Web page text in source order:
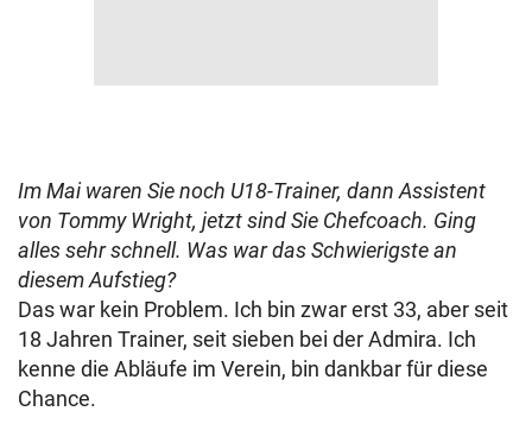
Im Mai waren Sie noch U18-Trainer, dann Assistent
von Tommy Wright, jetzt sind Sie Chefcoach. Ging
alles sehr schnell. Was war das Schwierigste an
diesem Aufstieg?
Das war kein Problem. Ich bin zwar erst 33, aber seit
18 Jahren Trainer, seit sieben bei der Admira. Ich
kenne die Abläufe im Verein, bin dankbar für diese
Chance.